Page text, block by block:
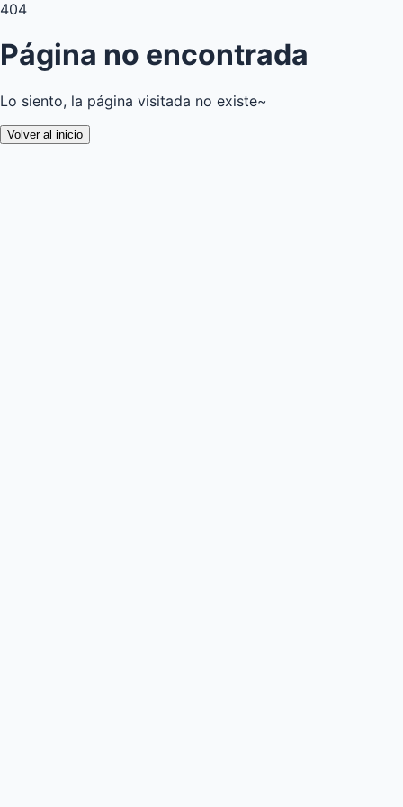
404
Página no encontrada
Lo siento, la página visitada no existe~
Volver al inicio